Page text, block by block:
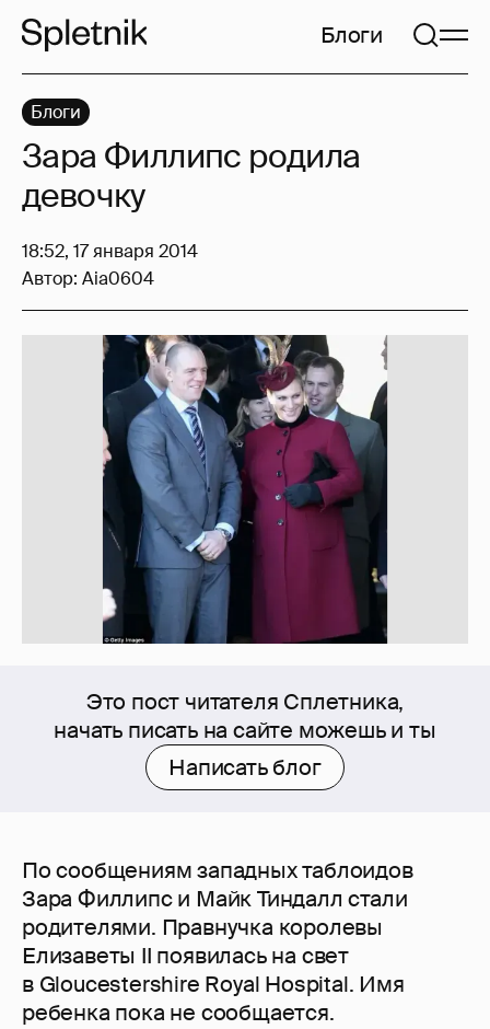
Блоги
Это пост читателя Сплетника,
начать писать на сайте можешь и ты
Написать блог
По сообщениям западных таблоидов
Зара Филлипс и Майк Тиндалл стали
родителями. Правнучка королевы
Елизаветы II появилась на свет
в Gloucestershire Royal Hospital. Имя
ребенка пока не сообщается.
Блоги
Зара Филлипс родила
девочку
18:52, 17 января 2014
Автор: Aia0604